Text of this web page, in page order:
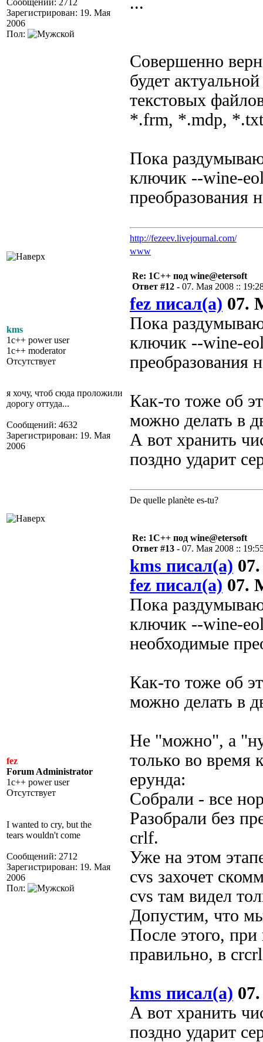
Сообщений: 2712
Зарегистрирован: 19. Мая
2006
Пол:
Совершенно
будет
текстовых
*.frm, *.mdp, *.txt
Пока
ключик --wine-
преобразования
http://fezeev.livejournal.com/
www
kms
1c++ power user
1c++ moderator
Отсутствует
я хочу, чтоб сюда проложили
дорогу оттуда...
Сообщений: 4632
Зарегистрирован: 19. Мая
2006
Re: 1С++ под wine@etersoft
Ответ #12 - 07. Мая 2008 ::
fez писал(а) 07.
Пока
ключик --wine-
преобразования
Как-то тоже об
можно делать в
А вот хранить
поздно ударит
De quelle planète es-tu?
fez
Forum Administrator
1c++ power user
Отсутствует
I wanted to cry, but the
tears wouldn't come
Сообщений: 2712
Зарегистрирован: 19. Мая
2006
Пол:
Re: 1С++ под wine@etersoft
Ответ #13 - 07. Мая 2008 ::
kms писал(а)
fez писал(а) 07.
Пока
ключик --wine-
необходимые
Как-то тоже об
можно делать в
Не "можно", а
только во время
ерунда:
Собрали - все
Разобрали без
crlf.
Уже на этом
cvs захочет
cvs там видел
Допустим, что
После этого,
правильно, в
kms писал(а)
А вот хранить
поздно ударит